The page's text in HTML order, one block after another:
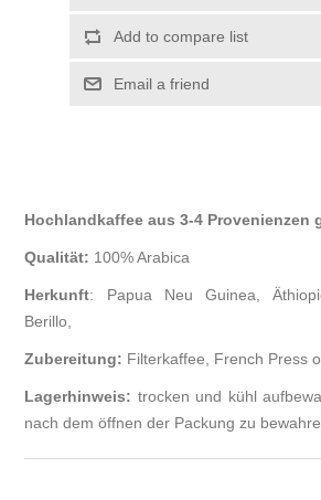
Add to compare list
Email a friend
Hochlandkaffee aus 3-4 Provenienzen
Qualität: 100% Arabica
Herkunft: Papua Neu Guinea,
Berillo,
Zubereitung: Filterkaffee, French Press
Lagerhinweis: trocken und kühl
nach dem öffnen der Packung zu